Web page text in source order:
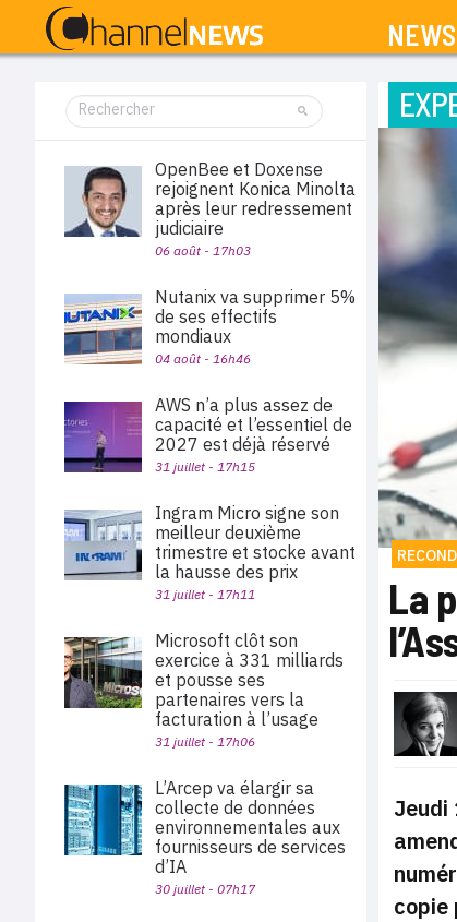
NEWS
La
Jeudi
copie
OpenBee et Doxense
rejoignent Konica Minolta
après leur redressement
judiciaire
06 août - 17h03
Nutanix va supprimer 5%
de ses effectifs
mondiaux
04 août - 16h46
AWS n’a plus assez de
capacité et l’essentiel de
2027 est déjà réservé
31 juillet - 17h15
Ingram Micro signe son
meilleur deuxième
trimestre et stocke avant
la hausse des prix
31 juillet - 17h11
Microsoft clôt son
exercice à 331 milliards
et pousse ses
partenaires vers la
facturation à l’usage
31 juillet - 17h06
L’Arcep va élargir sa
collecte de données
environnementales aux
fournisseurs de services
d’IA
30 juillet - 07h17